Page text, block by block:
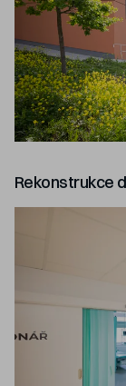
Rekonstrukce